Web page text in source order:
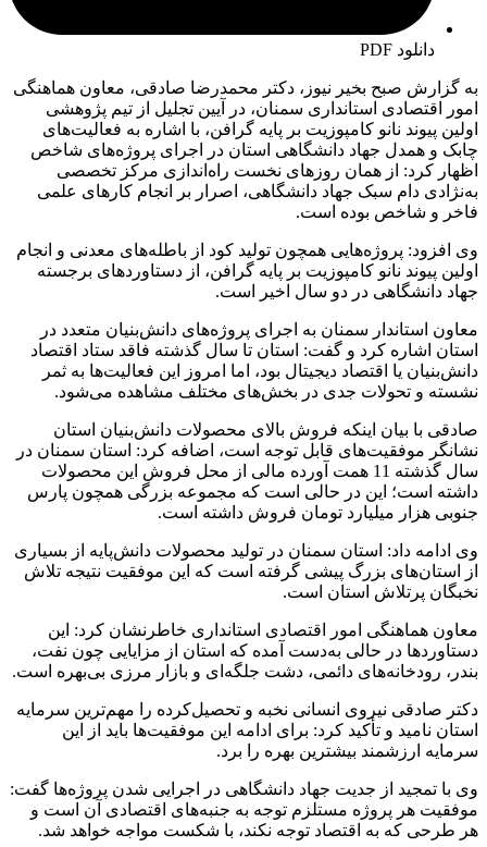
دانلود PDF
به گزارش صبح بخیر نیوز، دکتر محمدرضا صادقی، معاون هماهنگی
امور اقتصادی استانداری سمنان، در آیین تجلیل از تیم پژوهشی
اولین پیوند نانو کامپوزیت بر پایه گرافن، با اشاره به فعالیت‌های
چابک و همدل جهاد دانشگاهی استان در اجرای پروژه‌های شاخص
اظهار کرد: از همان روزهای نخست راه‌اندازی مرکز تخصصی
به‌نژادی دام سبک جهاد دانشگاهی، اصرار بر انجام کارهای علمی
فاخر و شاخص بوده است.
وی افزود: پروژه‌هایی همچون تولید کود از باطله‌های معدنی و انجام
اولین پیوند نانو کامپوزیت بر پایه گرافن، از دستاوردهای برجسته
جهاد دانشگاهی در دو سال اخیر است.
معاون استاندار سمنان به اجرای پروژه‌های دانش‌بنیان متعدد در
استان اشاره کرد و گفت: استان تا سال گذشته فاقد ستاد اقتصاد
دانش‌بنیان یا اقتصاد دیجیتال بود، اما امروز این فعالیت‌ها به ثمر
نشسته و تحولات جدی در بخش‌های مختلف مشاهده می‌شود.
صادقی با بیان اینکه فروش بالای محصولات دانش‌بنیان استان
نشانگر موفقیت‌های قابل توجه است، اضافه کرد: استان سمنان در
سال گذشته 11 همت آورده مالی از محل فروش این محصولات
داشته است؛ این در حالی است که مجموعه بزرگی همچون پارس
جنوبی هزار میلیارد تومان فروش داشته است.
وی ادامه داد: استان سمنان در تولید محصولات دانش‌پایه از بسیاری
از استان‌های بزرگ پیشی گرفته است که این موفقیت نتیجه تلاش
نخبگان پرتلاش استان است.
معاون هماهنگی امور اقتصادی استانداری خاطرنشان کرد: این
دستاوردها در حالی به‌دست آمده که استان از مزایایی چون نفت،
بندر، رودخانه‌های دائمی، دشت جلگه‌ای و بازار مرزی بی‌بهره است.
دکتر صادقی نیروی انسانی نخبه و تحصیل‌کرده را مهم‌ترین سرمایه
استان نامید و تأکید کرد: برای ادامه این موفقیت‌ها باید از این
سرمایه ارزشمند بیشترین بهره را برد.
وی با تمجید از جدیت جهاد دانشگاهی در اجرایی شدن پروژه‌ها گفت:
موفقیت هر پروژه مستلزم توجه به جنبه‌های اقتصادی آن است و
هر طرحی که به اقتصاد توجه نکند، با شکست مواجه خواهد شد.